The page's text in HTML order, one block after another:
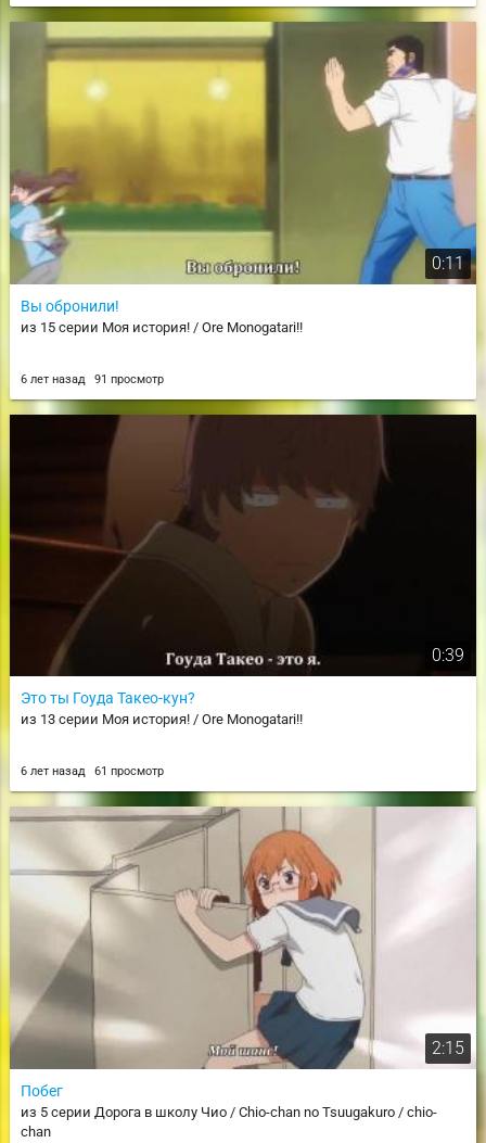
0:11
Вы обронили!
из 15 серии Моя история! / Ore Monogatari!!
6 лет назад 91 просмотр
0:39
Это ты Гоуда Такео-кун?
из 13 серии Моя история! / Ore Monogatari!!
6 лет назад 61 просмотр
2:15
Побег
из 5 серии Дорога в школу Чио / Chio-chan no Tsuugakuro / chio-
chan